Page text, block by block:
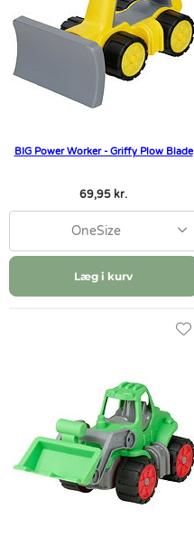
BIG Power Worker - Griffy Plow Blade
69,95 kr.
OneSize
Læg i kurv